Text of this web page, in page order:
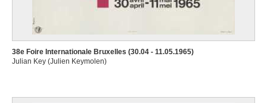
38e Foire Internationale Bruxelles (30.04 - 11.05.1965)
Julian Key (Julien Keymolen)